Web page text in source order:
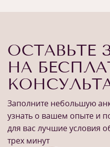
ОСТАВЬТЕ
НА
Заполните небольшую
узнать о вашем опыте и
для вас лучшие условия
трех минут